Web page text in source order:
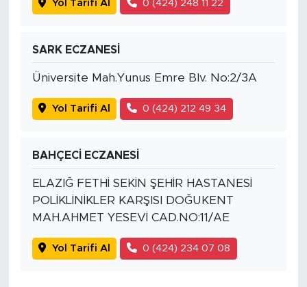
Yol Tarifi Al 0 (424) 248 11 22
SARK ECZANESİ
Üniversite Mah.Yunus Emre Blv. No:2/3A
Yol Tarifi Al 0 (424) 212 49 34
BAHÇECİ ECZANESİ
ELAZIĞ FETHİ SEKİN ŞEHİR HASTANESİ
POLİKLİNİKLER KARŞISI DOĞUKENT
MAH.AHMET YESEVİ CAD.NO:11/AE
Yol Tarifi Al 0 (424) 234 07 08